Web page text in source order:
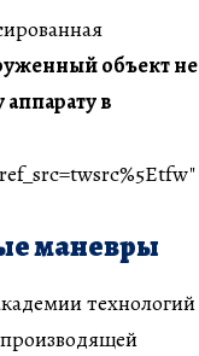
объект не
в
маневры
технологий